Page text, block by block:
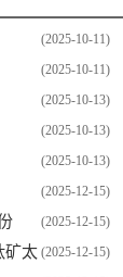
(2025-10-11)
(2025-10-11)
(2025-10-13)
(2025-10-13)
(2025-10-13)
(2025-12-15)
(2025-12-15)
(2025-12-15)
矿太